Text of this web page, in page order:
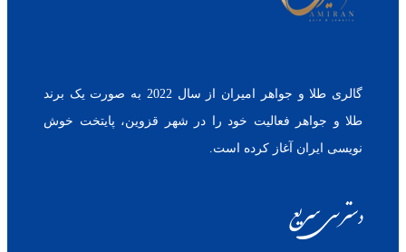
گالری طلا و جواهر امیران از سال 2022 به صورت یک برند
طلا و جواهر فعالیت خود را در شهر قزوین، پایتخت خوش
نویسی ایران آغاز کرده است.
دسترسی سریع